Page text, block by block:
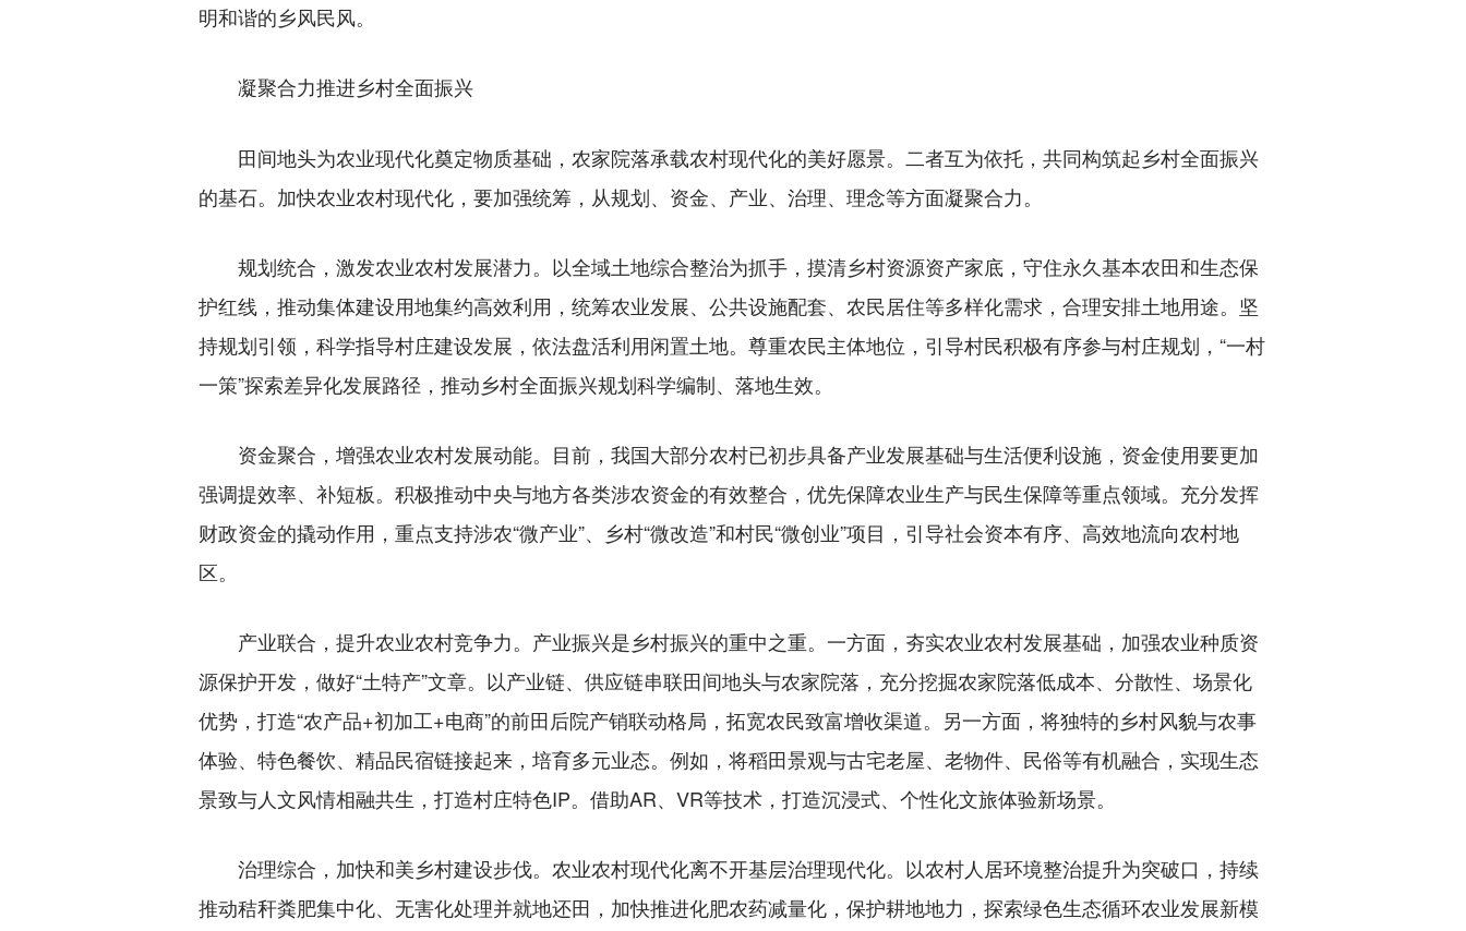
明和谐的乡风民风。
凝聚合力推进乡村全面振兴
田间地头为农业现代化奠定物质基础，农家院落承载农村现代化的美好愿景。二者互为依托，共同构筑起乡村全面振兴
的基石。加快农业农村现代化，要加强统筹，从规划、资金、产业、治理、理念等方面凝聚合力。
规划统合，激发农业农村发展潜力。以全域土地综合整治为抓手，摸清乡村资源资产家底，守住永久基本农田和生态保
护红线，推动集体建设用地集约高效利用，统筹农业发展、公共设施配套、农民居住等多样化需求，合理安排土地用途。坚
持规划引领，科学指导村庄建设发展，依法盘活利用闲置土地。尊重农民主体地位，引导村民积极有序参与村庄规划，“一村
一策”探索差异化发展路径，推动乡村全面振兴规划科学编制、落地生效。
资金聚合，增强农业农村发展动能。目前，我国大部分农村已初步具备产业发展基础与生活便利设施，资金使用要更加
强调提效率、补短板。积极推动中央与地方各类涉农资金的有效整合，优先保障农业生产与民生保障等重点领域。充分发挥
财政资金的撬动作用，重点支持涉农“微产业”、乡村“微改造”和村民“微创业”项目，引导社会资本有序、高效地流向农村地
区。
产业联合，提升农业农村竞争力。产业振兴是乡村振兴的重中之重。一方面，夯实农业农村发展基础，加强农业种质资
源保护开发，做好“土特产”文章。以产业链、供应链串联田间地头与农家院落，充分挖掘农家院落低成本、分散性、场景化
优势，打造“农产品+初加工+电商”的前田后院产销联动格局，拓宽农民致富增收渠道。另一方面，将独特的乡村风貌与农事
体验、特色餐饮、精品民宿链接起来，培育多元业态。例如，将稻田景观与古宅老屋、老物件、民俗等有机融合，实现生态
景致与人文风情相融共生，打造村庄特色IP。借助AR、VR等技术，打造沉浸式、个性化文旅体验新场景。
治理综合，加快和美乡村建设步伐。农业农村现代化离不开基层治理现代化。以农村人居环境整治提升为突破口，持续
推动秸秆粪肥集中化、无害化处理并就地还田，加快推进化肥农药减量化，保护耕地地力，探索绿色生态循环农业发展新模